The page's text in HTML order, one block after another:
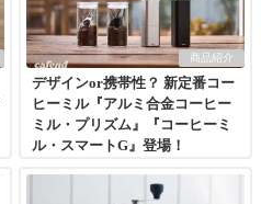
商品紹介
デザインor携帯性？ 新定番コー
ヒーミル『アルミ合金コーヒー
ミル・プリズム』『コーヒーミ
ル・スマートG』登場！